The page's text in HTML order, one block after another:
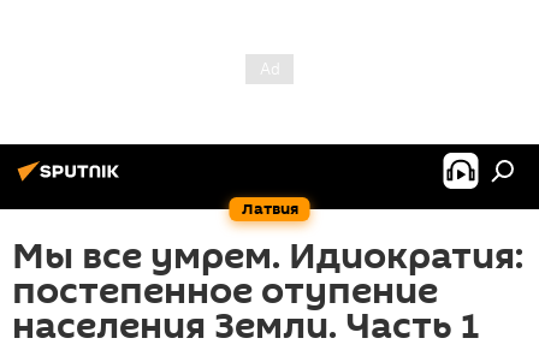
Латвия
Мы все умрем. Идиократия:
постепенное отупение
населения Земли. Часть 1